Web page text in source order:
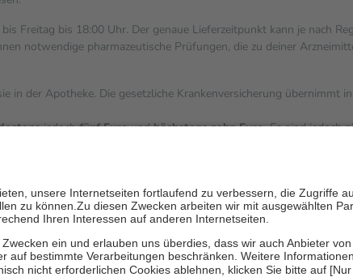
Freitag bis 18:00 Uhr. Der genaue Lieferzeitpunkt kann je nach
notwendige pharmazeutische Prüfungen, die zu deiner
der Apotheke. Die gesetzliche Krankenversicherung übernimmt
jedochfünf Euroundhöchstens zehn Euro.Es sind jedoch
der Familie zu unterstützen, fallen keine Zuzahlungenan bei: